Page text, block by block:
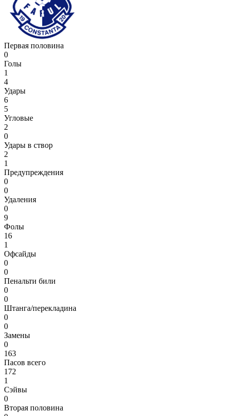
Первая половина
0
Голы
1
4
Удары
6
5
Угловые
2
0
Удары в створ
2
1
Предупреждения
0
0
Удаления
0
9
Фолы
16
1
Офсайды
0
0
Пенальти били
0
0
Штанга/перекладина
0
0
Замены
0
163
Пасов всего
172
1
Сэйвы
0
Вторая половина